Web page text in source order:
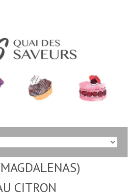
CITRON